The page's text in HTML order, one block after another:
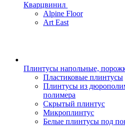
Кварцвинил
Alpine Floor
Art East
Плинтусы напольные,
Пластиковые плинтусы
Плинтусы из
полимера
Скрытый плинтус
Микроплинтус
Белые плинтусы под